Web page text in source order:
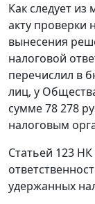
Как следует
акту проверки
вынесения
налоговой
перечислил в
лиц, у
сумме 78 278
налоговым
Статьей 123 НК
удержанных